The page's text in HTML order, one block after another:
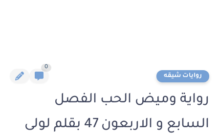
روايات شيقه
0
رواية وميض الحب الفصل
السابع و الاربعون 47 بقلم لولى